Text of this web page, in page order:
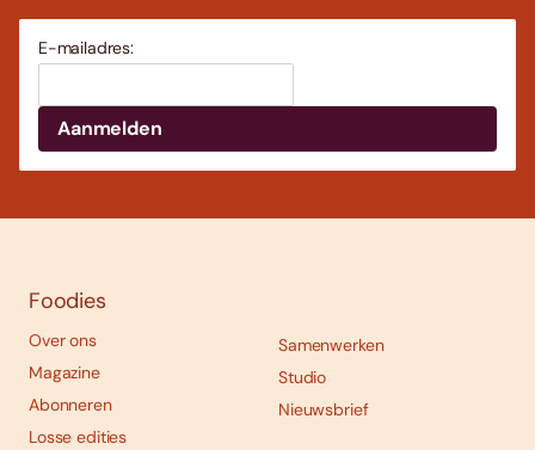
E-mailadres:
Foodies
Over ons
Magazine
Abonneren
Losse edities
Samenwerken
Studio
Nieuwsbrief